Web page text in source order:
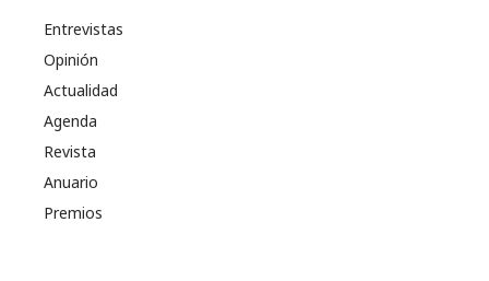
Entrevistas
Opinión
Actualidad
Agenda
Revista
Anuario
Premios